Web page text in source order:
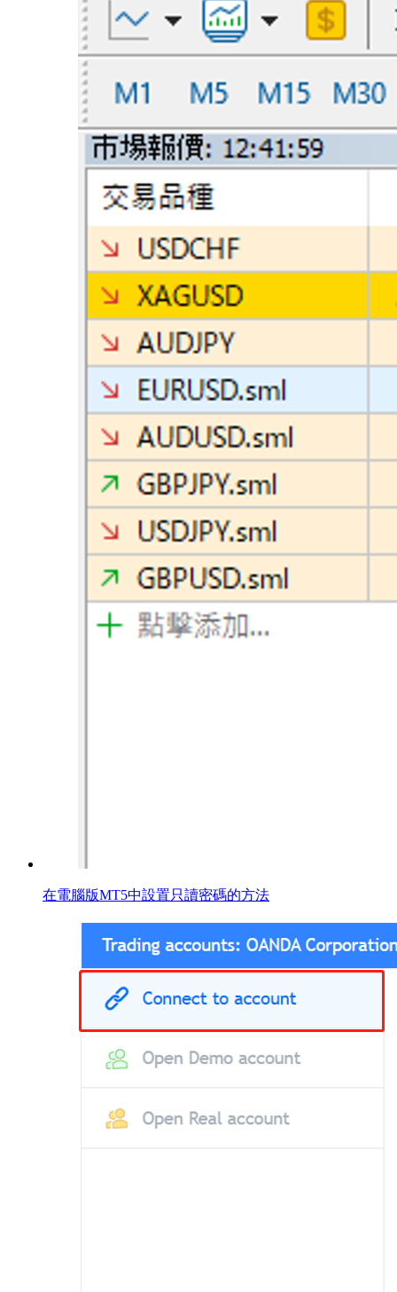
在電腦版MT5中設置只讀密碼的方法